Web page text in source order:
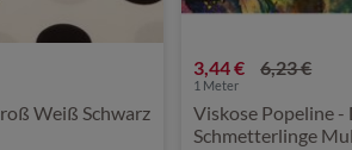
Weiß Schwarz
3,44 € 6,23 €
1 Meter
Viskose Popeline
Schmetterlinge